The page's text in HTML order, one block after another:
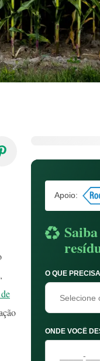
Apoio:
O QUE
Selecione
ONDE VOCÊ